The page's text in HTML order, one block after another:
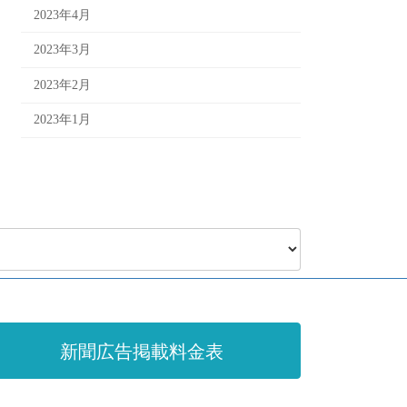
2023年4月
2023年3月
2023年2月
2023年1月
新聞広告掲載料金表